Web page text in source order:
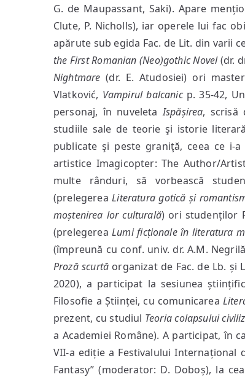
G. de Maupassant, Saki). Apare
Clute, P. Nicholls), iar operele lui fac
apărute sub egida Fac. de Lit. din varii
the First Romanian (Neo)gothic Novel(dr.
Nightmare(dr. E. Atudosiei) ori
Vlatković, Vampirul balcanicp. 35-42,
personaj, în nuveletaIspășirea, scrisă
studiile sale de teorie şi istorie
publicate şi peste graniţă, ceea ce i-
artistice Imagicopter: The Author/
multe rânduri, să vorbească
(prelegereaLiteratura gotică și
moștenirea lor culturală) ori studenților
(prelegereaLumi ficționale în literatura
(împreună cu conf. univ. dr. A.M.
Proză scurtă organizat de Fac. de Lb. și
2020), a participat la sesiunea
Filosofie a Științei, cu comunicarea
prezent, cu studiul Teoria colapsului
a Academiei Române). A participat, în
VII-a ediție a Festivalului Internațional
Fantasy” (moderator: D. Doboș), la